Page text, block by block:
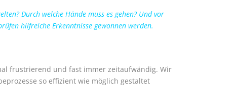
Durch welche Hände muss es gehen? Und vor
hilfreiche Erkenntnisse gewonnen werden.
frustrierend und fast immer zeitaufwändig. Wir
so effizient wie möglich gestaltet